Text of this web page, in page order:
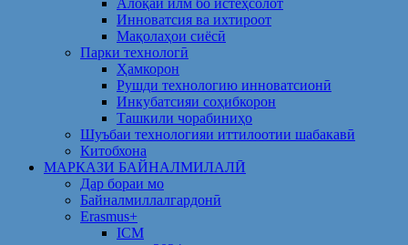
Алоқаи илм бо истеҳсолот
Инноватсия ва ихтироот
Мақолаҳои сиёсӣ
Парки технологӣ
Ҳамкорон
Рушди технологию инноватсионӣ
Инкубатсияи соҳибкорон
Ташкили чорабиниҳо
Шуъбаи технологияи иттилоотии шабакавӣ
Китобхона
МАРКАЗИ БАЙНАЛМИЛАЛӢ
Дар бораи мо
Байналмиллалгардонӣ
Erasmus+
ICM